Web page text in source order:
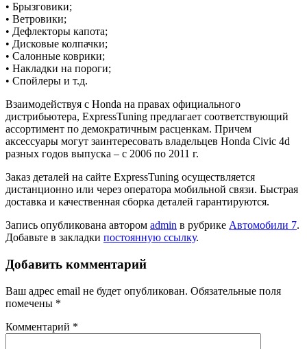
• Брызговики;
• Ветровики;
• Дефлекторы капота;
• Дисковые колпачки;
• Салонные коврики;
• Накладки на пороги;
• Спойлеры и т.д.
Взаимодействуя с Honda на правах официального
дистрибьютера, ExpressTuning предлагает соответствующий
ассортимент по демократичным расценкам. Причем
аксессуары могут заинтересовать владельцев Honda Civic 4d
разных годов выпуска – с 2006 по 2011 г.
Заказ деталей на сайте ExpressTuning осуществляется
дистанционно или через оператора мобильной связи. Быстрая
доставка и качественная сборка деталей гарантируются.
Запись опубликована автором admin в рубрике Автомобили 7.
Добавьте в закладки постоянную ссылку.
Добавить комментарий
Ваш адрес email не будет опубликован. Обязательные поля
помечены *
Комментарий *